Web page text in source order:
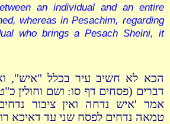
an individual and an entire
whereas in Pesachim, regarding
who brings a Pesach Sheini, it
הכא לא חשיב עיר בכלל "איש",
דברים (פסחים דף סו: ושם וחולין
אמר 'איש נדחה ואין ציבור
טמאה נדחים לפסח שני עד דאיכא